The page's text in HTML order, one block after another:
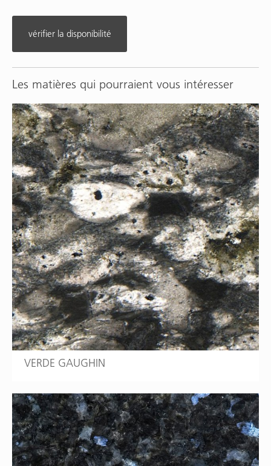
vérifier la disponibilité
Les matières qui pourraient vous intéresser
VERDE GAUGHIN